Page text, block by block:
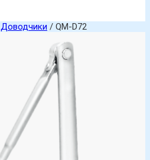
Доводчики / QM-D72